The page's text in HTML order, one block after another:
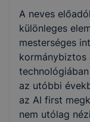
A neves
különleges
mesterséges
kormánybiztos
az utóbbi
az AI first
nem utólag